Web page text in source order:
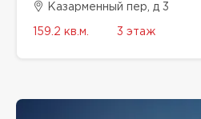
Казарменный пер, д 3
159.2 кв.м. 3 этаж